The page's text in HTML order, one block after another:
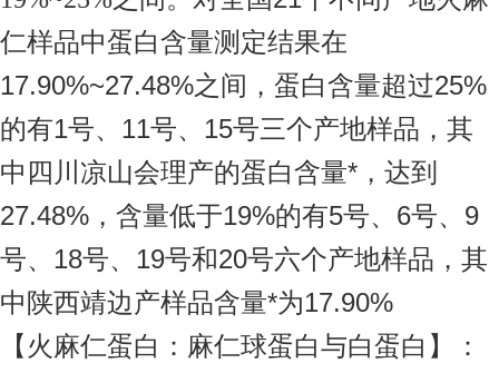
仁样品中蛋白含量测定结果在
17.90%~27.48%之间，蛋白含量超过25%
的有1号、11号、15号三个产地样品，其
中四川凉山会理产的蛋白含量*，达到
27.48%，含量低于19%的有5号、6号、9
号、18号、19号和20号六个产地样品，其
中陕西靖边产样品含量*为17.90%
【火麻仁蛋白：麻仁球蛋白与白蛋白】：